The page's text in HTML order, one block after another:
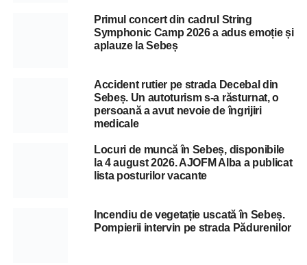
Primul concert din cadrul String
Symphonic Camp 2026 a adus emoție și
aplauze la Sebeș
Accident rutier pe strada Decebal din
Sebeș. Un autoturism s-a răsturnat, o
persoană a avut nevoie de îngrijiri
medicale
Locuri de muncă în Sebeș, disponibile
la 4 august 2026. AJOFM Alba a publicat
lista posturilor vacante
Incendiu de vegetație uscată în Sebeș.
Pompierii intervin pe strada Pădurenilor